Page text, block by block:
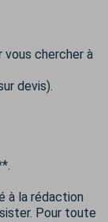
vous chercher à
devis).
à la rédaction
Pour toute